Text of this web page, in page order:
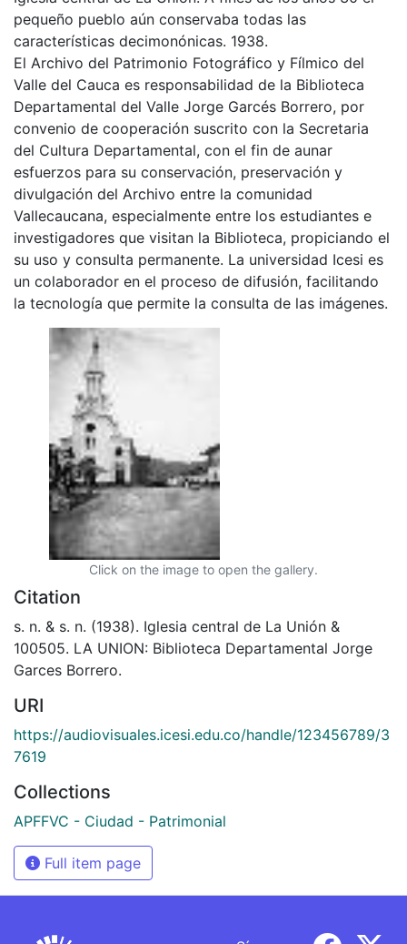
pequeño pueblo aún conservaba todas las
características decimonónicas. 1938.
El Archivo del Patrimonio Fotográfico y Fílmico del
Valle del Cauca es responsabilidad de la Biblioteca
Departamental del Valle Jorge Garcés Borrero, por
convenio de cooperación suscrito con la Secretaria
del Cultura Departamental, con el fin de aunar
esfuerzos para su conservación, preservación y
divulgación del Archivo entre la comunidad
Vallecaucana, especialmente entre los estudiantes e
investigadores que visitan la Biblioteca, propiciando el
su uso y consulta permanente. La universidad Icesi es
un colaborador en el proceso de difusión, facilitando
la tecnología que permite la consulta de las imágenes.
Click on the image to open the gallery.
Citation
s. n. & s. n. (1938). Iglesia central de La Unión &
100505. LA UNION: Biblioteca Departamental Jorge
Garces Borrero.
URI
https://audiovisuales.icesi.edu.co/handle/123456789/3
7619
Collections
APFFVC - Ciudad - Patrimonial
Full item page